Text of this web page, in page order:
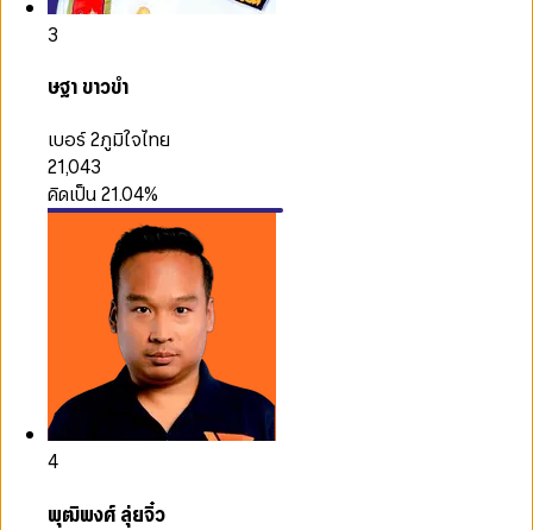
3
ษฐา ขาวขำ
เบอร์ 2ภูมิใจไทย
21,043
คิดเป็น21.04%
4
พุฒิพงศ์ ลุ่ยจิ๋ว